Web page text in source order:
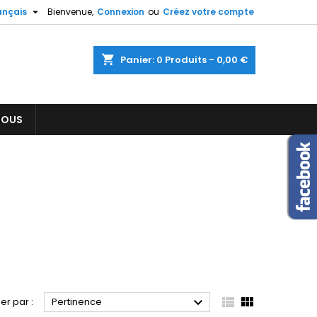
Bienvenue, Connexion ou Créez votre compte

shopping_cart Panier: 0 Produits - 0,00 €
par : Pertinence   